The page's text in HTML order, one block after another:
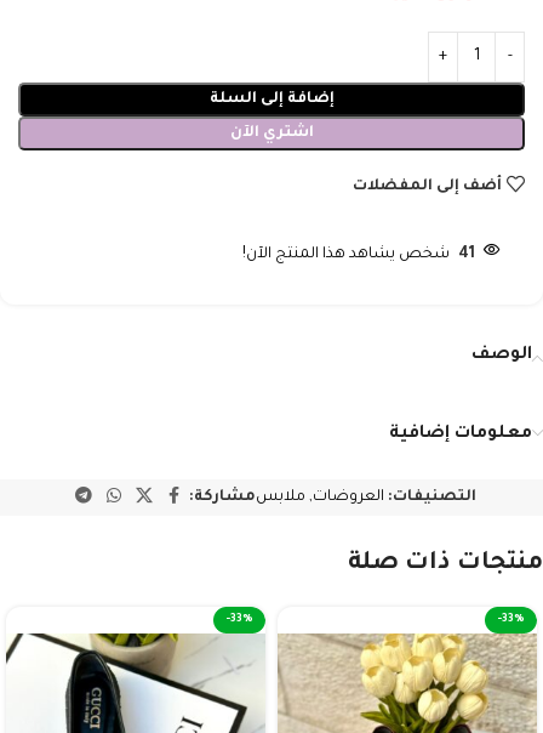
إضافة إلى السلة
اشتري الآن
أضف إلى المفضلات
41 شخص يشاهد هذا المنتج الآن!
الوصف
معلومات إضافية
التصنيفات: العروضات, ملابسمشاركة:
منتجات ذات صلة
-33%
-33%